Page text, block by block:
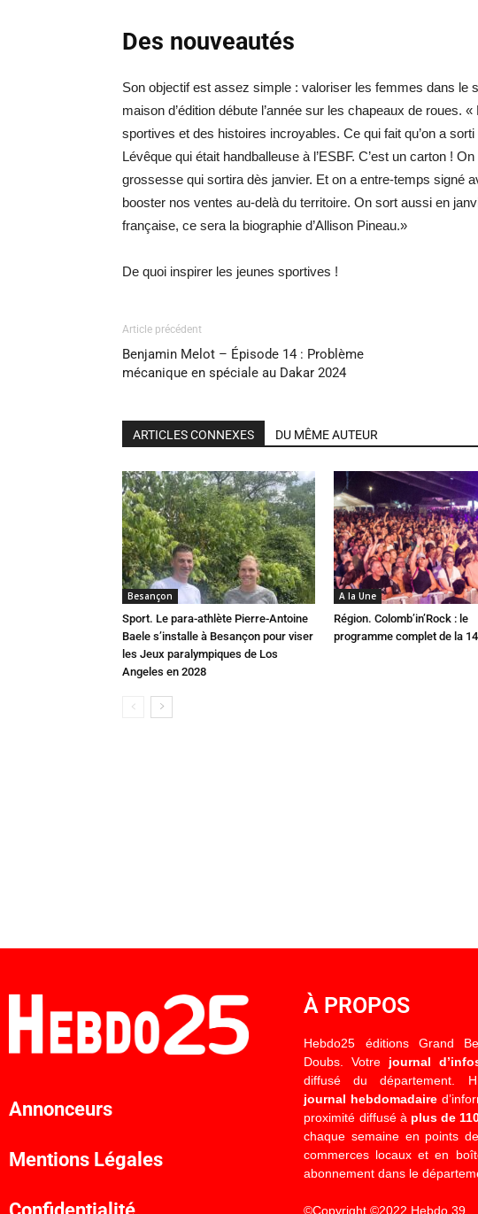
Des nouveautés
Son objectif est assez simple : valoriser les femmes dans le
maison d’édition débute l’année sur les chapeaux de roues.
sportives et des histoires incroyables. Ce qui fait qu’on a
Lévêque qui était handballeuse à l’ESBF. C’est un carton !
grossesse qui sortira dès janvier. Et on a entre-temps signé
booster nos ventes au-delà du territoire. On sort aussi en
française, ce sera la biographie d’Allison Pineau.»
De quoi inspirer les jeunes sportives !
Article précédent
Benjamin Melot – Épisode 14 : Problème
mécanique en spéciale au Dakar 2024
ARTICLES CONNEXES DU MÊME AUTEUR
Besançon
Sport. Le para-athlète Pierre-Antoine
Baele s’installe à Besançon pour viser
les Jeux paralympiques de Los
Angeles en 2028
A la Une
Région. Colomb’in’Rock : le
programme complet de la
Annonceurs
Mentions Légales
À PROPOS
Hebdo25 éditions Grand
Doubs. Votre journal
diffusé du département.
journal hebdomadaire
proximité diffusé à plus de
chaque semaine en points
commerces locaux et en
abonnement dans le
©Copyright ©2022 Hebdo 39